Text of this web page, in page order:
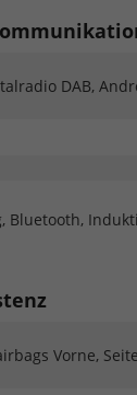
DAB,
Bluetooth,
Vorne,